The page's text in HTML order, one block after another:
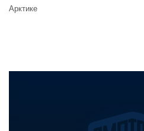
Арктике